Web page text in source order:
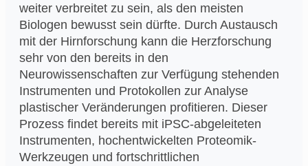
weiter verbreitet zu sein, als den meisten
Biologen bewusst sein dürfte. Durch Austausch
mit der Hirnforschung kann die Herzforschung
sehr von den bereits in den
Neurowissenschaften zur Verfügung stehenden
Instrumenten und Protokollen zur Analyse
plastischer Veränderungen profitieren. Dieser
Prozess findet bereits mit iPSC-abgeleiteten
Instrumenten, hochentwickelten Proteomik-
Werkzeugen und fortschrittlichen